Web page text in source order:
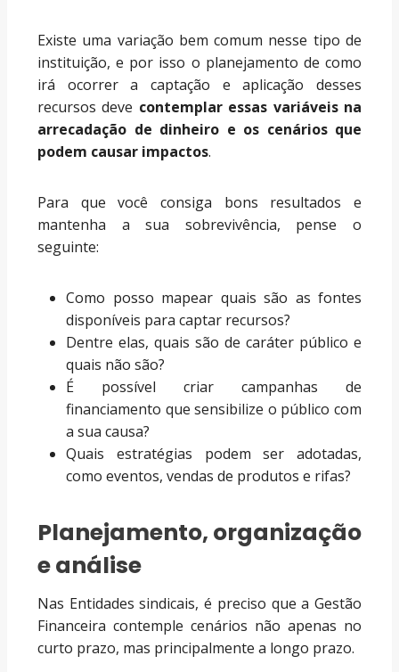
Existe uma variação bem comum nesse tipo de
instituição, e por isso o planejamento de como
irá ocorrer a captação e aplicação desses
recursos deve contemplar essas variáveis na
arrecadação de dinheiro e os cenários que
podem causar impactos.
Para que você consiga bons resultados e
mantenha a sua sobrevivência, pense o
seguinte:
Como posso mapear quais são as fontes
disponíveis para captar recursos?
Dentre elas, quais são de caráter público e
quais não são?
É possível criar campanhas de
financiamento que sensibilize o público com
a sua causa?
Quais estratégias podem ser adotadas,
como eventos, vendas de produtos e rifas?
Planejamento, organização
e análise
Nas Entidades sindicais, é preciso que a Gestão
Financeira contemple cenários não apenas no
curto prazo, mas principalmente a longo prazo.